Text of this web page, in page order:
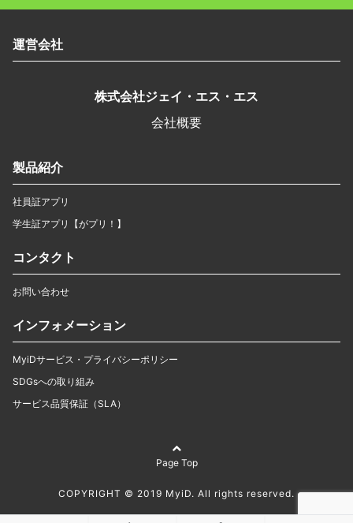
運営会社
株式会社ジェイ・エス・エス
会社概要
製品紹介
社員証アプリ
学生証アプリ【がプリ！】
コンタクト
お問い合わせ
インフォメーション
MyiDサービス・プライバシーポリシー
SDGsへの取り組み
サービス品質保証（SLA）
Page Top
COPYRIGHT © 2019 MyiD. All rights reserved.